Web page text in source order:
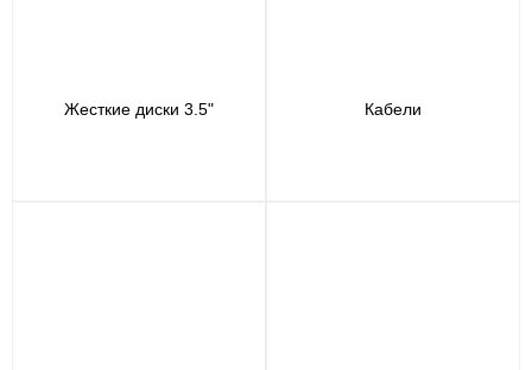
Жесткие диски 3.5" Кабели